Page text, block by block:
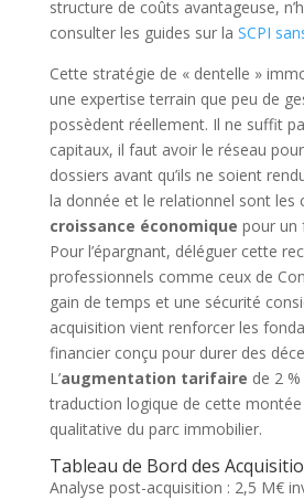
structure de coûts avantageuse,
consulter les guides sur la SCPI
Cette stratégie de « dentelle »
une expertise terrain que peu de
possèdent réellement. Il ne suffit
capitaux, il faut avoir le réseau
dossiers avant qu’ils ne soient
la donnée et le relationnel sont les
croissance économique pour un
Pour l’épargnant, déléguer cette
professionnels comme ceux de
gain de temps et une sécurité
acquisition vient renforcer les
financier conçu pour durer des
L’augmentation tarifaire de 2
traduction logique de cette montée
qualitative du parc immobilier.
Tableau de Bord des
Analyse post-acquisition : 2,5 M€